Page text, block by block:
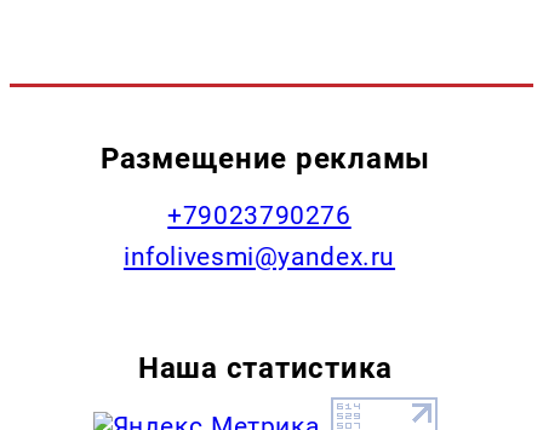
Размещение рекламы
+79023790276
infolivesmi@yandex.ru
Наша статистика